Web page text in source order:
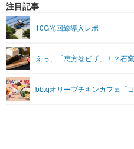
グラビア
ショッピング
ライフTOP
リリース一覧
プッシュ通知の停止方法
注目記事
10G光回線導入レポ
えっ、「恵方巻ピザ」！？石
bb.qオリーブチキンカフェ「